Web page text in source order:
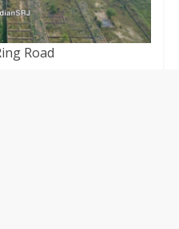
Road